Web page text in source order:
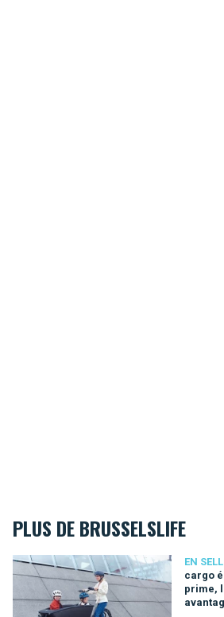
PLUS DE BRUSSELSLIFE
EN
cargo
prime,
Tout sur le vélo cargo électrique à